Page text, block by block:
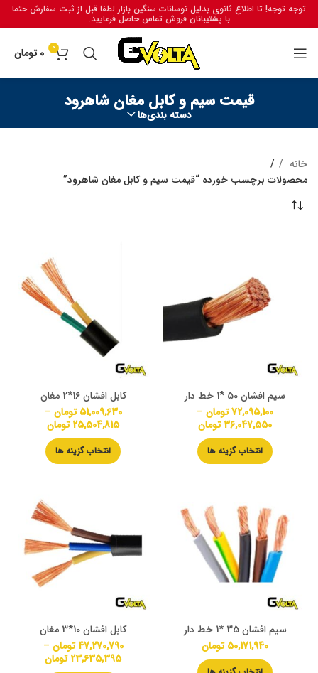
توجه توجه! تا اطلاع ثانوی بدلیل نوسانات سنگین بازار لطفا قبل از ثبت سفارش حتما
با پشتیبانان فروش تماس حاصل فرمایید.
0
0 تومان
قیمت سیم و کابل مغان شاهرود
دسته بندی‌ها
خانه
محصولات برچسب خورده “قیمت سیم و کابل مغان شاهرود”
سیم افشان 50 *1 خط دار
72,095,100تومان –
36,047,550تومان
انتخاب گزینه ها
کابل افشان 16*2 مغان
51,009,630 تومان –
25,504,815تومان
انتخاب گزینه ها
سیم افشان 35 *1 خط دار
50,171,940 تومان
کابل افشان 10*3 مغان
47,270,790 تومان –
23,635,395تومان